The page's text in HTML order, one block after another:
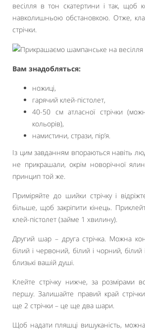
весілля в тон скатертини і так, щоб
навколишньою обстановкою. Отже,
стрічки.
Вам знадобляться:
ножиці,
гарячий клей-пістолет,
40-50 см атласної стрічки
кольорів),
намистини, стрази, пір’я.
Із цим завданням впораються навіть
не прикрашали, окрім новорічної
принцип той же.
Приміряйте до шийки стрічку і
більше, щоб закріпити кінець.
клей-пістолет (займе 1 хвилину).
Другий шар – друга стрічка. Можна
білий і червоний, білий і чорний, білий
близькі вашій душі.
Клейте стрічку нижче, за розмірами
першу. Залишайте правий край стрічки
ще 2 стрічки – це ще два шари.
Щоб надати пляшці вишуканість,